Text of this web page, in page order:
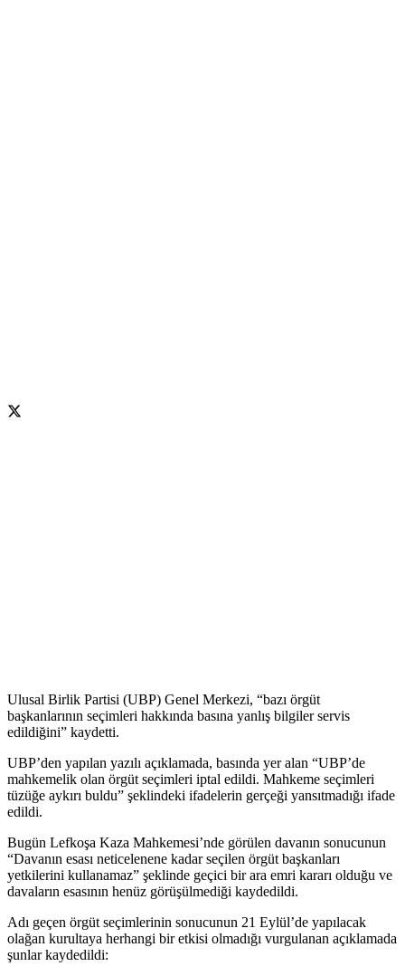
Ulusal Birlik Partisi (UBP) Genel Merkezi, “bazı örgüt
başkanlarının seçimleri hakkında basına yanlış bilgiler servis
edildiğini” kaydetti.
UBP’den yapılan yazılı açıklamada, basında yer alan “UBP’de
mahkemelik olan örgüt seçimleri iptal edildi. Mahkeme seçimleri
tüzüğe aykırı buldu” şeklindeki ifadelerin gerçeği yansıtmadığı ifade
edildi.
Bugün Lefkoşa Kaza Mahkemesi’nde görülen davanın sonucunun
“Davanın esası neticelenene kadar seçilen örgüt başkanları
yetkilerini kullanamaz” şeklinde geçici bir ara emri kararı olduğu ve
davaların esasının henüz görüşülmediği kaydedildi.
Adı geçen örgüt seçimlerinin sonucunun 21 Eylül’de yapılacak
olağan kurultaya herhangi bir etkisi olmadığı vurgulanan açıklamada
şunlar kaydedildi: